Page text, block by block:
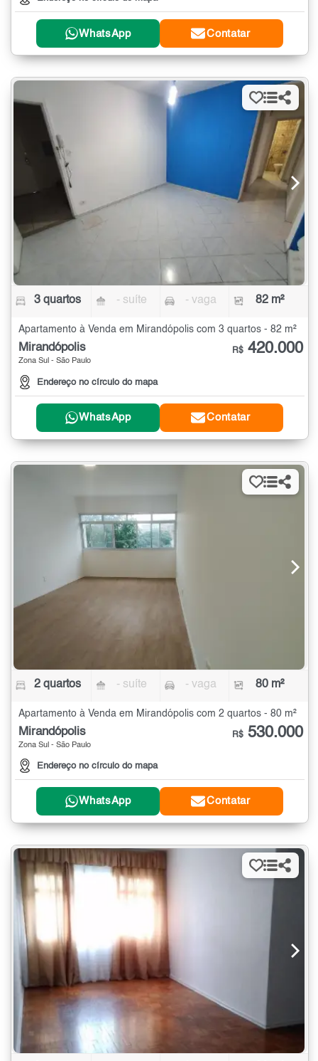
WhatsApp Contatar
3 quartos - suíte - vaga 82 m²
Apartamento à Venda em Mirandópolis com 3 quartos - 82 m²
Mirandópolis
Zona Sul - São Paulo
Endereço no círculo do mapa
R$ 420.000
WhatsApp Contatar
2 quartos - suíte - vaga 80 m²
Apartamento à Venda em Mirandópolis com 2 quartos - 80 m²
Mirandópolis
Zona Sul - São Paulo
Endereço no círculo do mapa
R$ 530.000
WhatsApp Contatar